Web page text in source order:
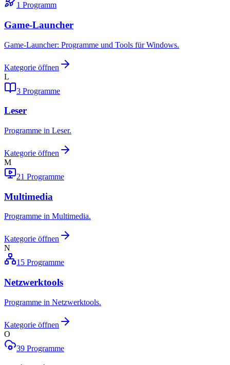
1 Programm
Game-Launcher
Game-Launcher: Programme und Tools für Windows.
Kategorie öffnen
L
3 Programme
Leser
Programme in Leser.
Kategorie öffnen
M
21 Programme
Multimedia
Programme in Multimedia.
Kategorie öffnen
N
15 Programme
Netzwerktools
Programme in Netzwerktools.
Kategorie öffnen
O
39 Programme